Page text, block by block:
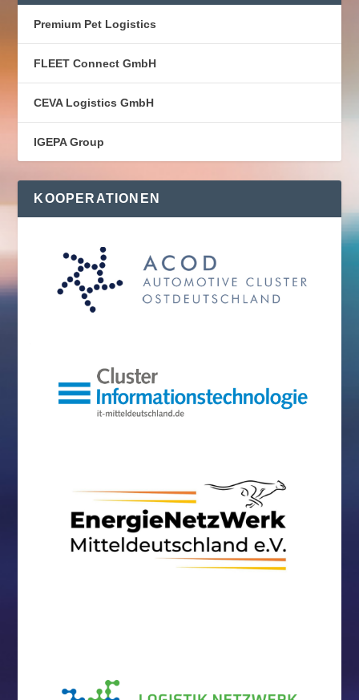
Premium Pet Logistics
FLEET Connect GmbH
CEVA Logistics GmbH
IGEPA Group
KOOPERATIONEN